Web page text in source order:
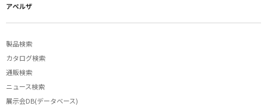
アペルザ
製品検索
カタログ検索
通販検索
ニュース検索
展示会DB(データベース)